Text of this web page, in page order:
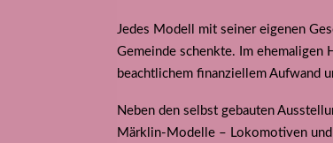
Jedes Modell mit seiner eigenen
Gemeinde schenkte. Im ehemaligen
beachtlichem finanziellem Aufwand
Neben den selbst gebauten
Märklin-Modelle – Lokomotiven